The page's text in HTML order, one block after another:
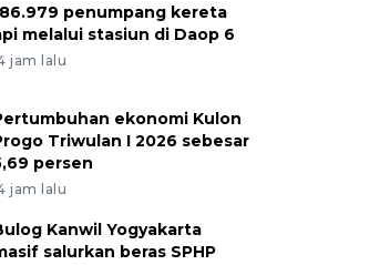
penumpang kereta
melalui stasiun di Daop 6
jam lalu
ekonomi Kulon
Triwulan I 2026 sebesar
persen
jam lalu
Kanwil Yogyakarta
salurkan beras SPHP